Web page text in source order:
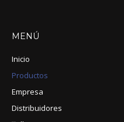
MENÚ
Inicio
Productos
Empresa
Distribuidores